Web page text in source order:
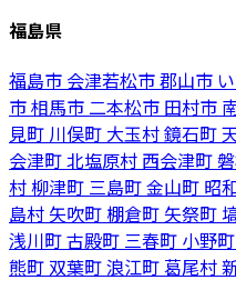
福島県
福島市 会津若松市郡山市
市相馬市二本松市 田村市
見町 川俣町 大玉村鏡石町
会津町北塩原村 西会津町
村柳津町 三島町金山町 昭
島村矢吹町 棚倉町矢祭町
浅川町古殿町 三春町 小野町
熊町 双葉町浪江町葛尾村